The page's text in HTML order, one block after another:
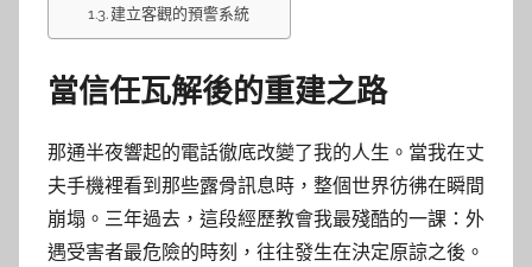
建立客觀的預警系統
當信任瓦解後的重建之路
那通半夜響起的電話徹底改變了我的人生。當我在丈
夫手機裡看到那些露骨訊息時，整個世界彷彿在瞬間
崩塌。三年過去，這段經歷教會我最殘酷的一課：外
遇受害者最危險的時刻，往往發生在決定原諒之後。